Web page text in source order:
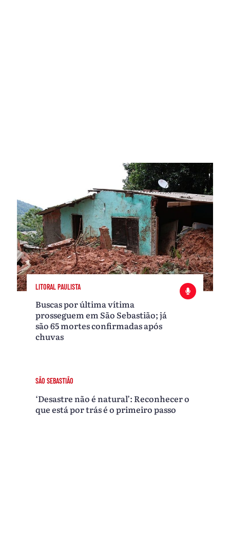
LITORAL PAULISTA
Buscas por última vítima
prosseguem em São Sebastião; já
são 65 mortes confirmadas após
chuvas
SÃO SEBASTIÃO
‘Desastre não é natural’: Reconhecer o
que está por trás é o primeiro passo